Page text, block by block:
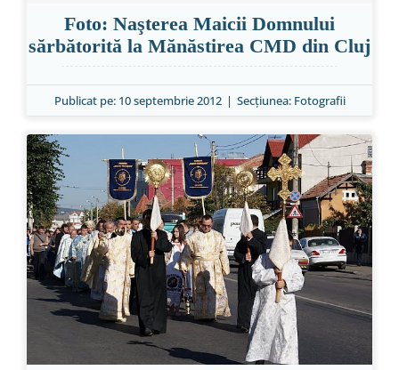
Foto: Naşterea Maicii Domnului
sărbătorită la Mănăstirea CMD din Cluj
Publicat pe: 10 septembrie 2012 | Secțiunea: Fotografii